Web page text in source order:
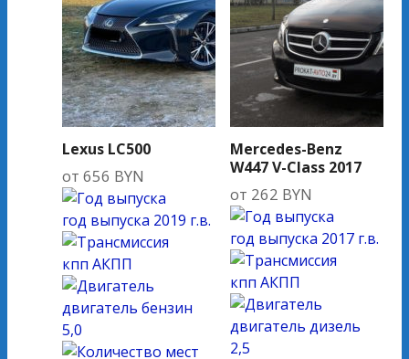
Lexus LC500
от 656 BYN
год выпуска 2019 г.в.
кпп АКПП
двигатель бензин
5,0
Mercedes-Benz
W447 V-Class 2017
от 262 BYN
год выпуска 2017 г.в.
кпп АКПП
двигатель дизель
2,5